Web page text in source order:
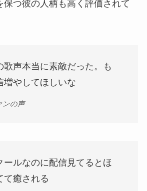
保つ彼の人柄も高く評価されて
歌声本当に素敵だった。も
増やしてほしいな
ンの声
ールなのに配信見てるとほ
て癒される